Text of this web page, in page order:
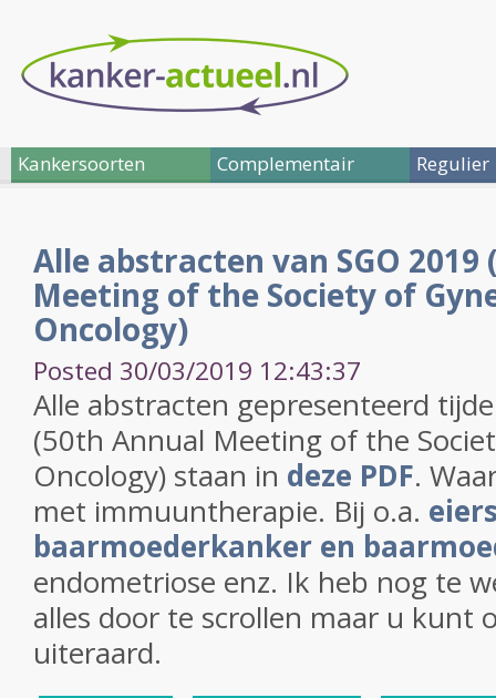
Kankersoorten Complementair Regulier
Alle abstracten van SGO
Meeting of the Society of
Oncology)
Posted 30/03/2019 12:43:37
Alle abstracten gepresenteerd
(50th Annual Meeting of the
Oncology) staan in deze PDF.
met immuuntherapie. Bij o.a.
baarmoederkanker en
endometriose enz. Ik heb nog te
alles door te scrollen maar u kunt
uiteraard.